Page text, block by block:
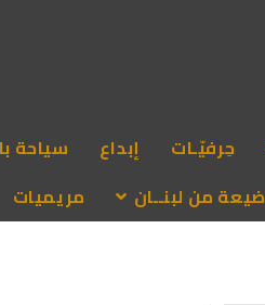
حِرفيّـات إبداع سياحة
ضيعة من لبنــان مريميات